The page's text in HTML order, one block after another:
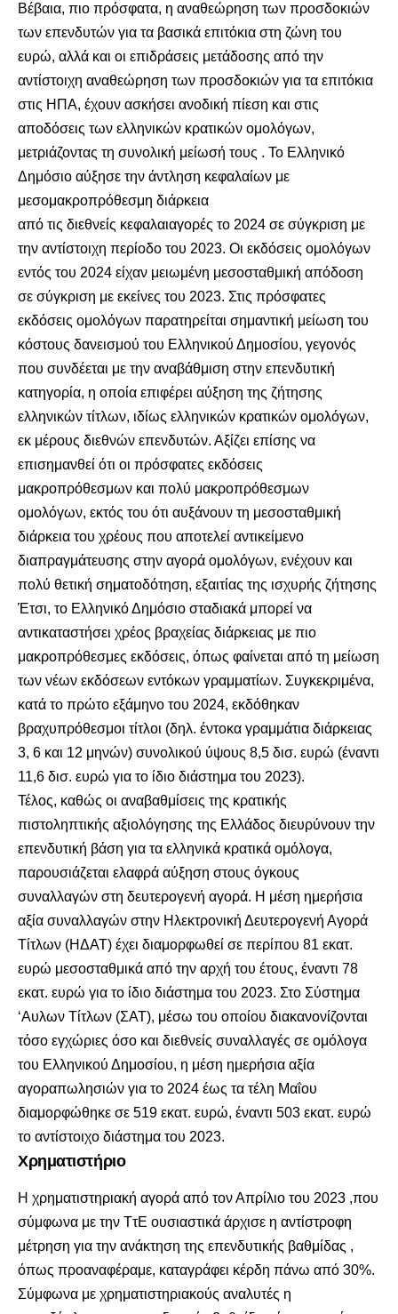
Βέβαια, πιο πρόσφατα, η αναθεώρηση των προσδοκιών
των επενδυτών για τα βασικά επιτόκια στη ζώνη του
ευρώ, αλλά και οι επιδράσεις μετάδοσης από την
αντίστοιχη αναθεώρηση των προσδοκιών για τα επιτόκια
στις ΗΠΑ, έχουν ασκήσει ανοδική πίεση και στις
αποδόσεις των ελληνικών κρατικών ομολόγων,
μετριάζοντας τη συνολική μείωσή τους . Το Ελληνικό
Δημόσιο αύξησε την άντληση κεφαλαίων με
μεσομακροπρόθεσμη διάρκεια
από τις διεθνείς κεφαλαιαγορές το 2024 σε σύγκριση με
την αντίστοιχη περίοδο του 2023. Οι εκδόσεις ομολόγων
εντός του 2024 είχαν μειωμένη μεσοσταθμική απόδοση
σε σύγκριση με εκείνες του 2023. Στις πρόσφατες
εκδόσεις ομολόγων παρατηρείται σημαντική μείωση του
κόστους δανεισμού του Ελληνικού Δημοσίου, γεγονός
που συνδέεται με την αναβάθμιση στην επενδυτική
κατηγορία, η οποία επιφέρει αύξηση της ζήτησης
ελληνικών τίτλων, ιδίως ελληνικών κρατικών ομολόγων,
εκ μέρους διεθνών επενδυτών. Αξίζει επίσης να
επισημανθεί ότι οι πρόσφατες εκδόσεις
μακροπρόθεσμων και πολύ μακροπρόθεσμων
ομολόγων, εκτός του ότι αυξάνουν τη μεσοσταθμική
διάρκεια του χρέους που αποτελεί αντικείμενο
διαπραγμάτευσης στην αγορά ομολόγων, ενέχουν και
πολύ θετική σηματοδότηση, εξαιτίας της ισχυρής ζήτησης
Έτσι, το Ελληνικό Δημόσιο σταδιακά μπορεί να
αντικαταστήσει χρέος βραχείας διάρκειας με πιο
μακροπρόθεσμες εκδόσεις, όπως φαίνεται από τη μείωση
των νέων εκδόσεων εντόκων γραμματίων. Συγκεκριμένα,
κατά το πρώτο εξάμηνο του 2024, εκδόθηκαν
βραχυπρόθεσμοι τίτλοι (δηλ. έντοκα γραμμάτια διάρκειας
3, 6 και 12 μηνών) συνολικού ύψους 8,5 δισ. ευρώ (έναντι
11,6 δισ. ευρώ για το ίδιο διάστημα του 2023).
Τέλος, καθώς οι αναβαθμίσεις της κρατικής
πιστοληπτικής αξιολόγησης της Ελλάδος διευρύνουν την
επενδυτική βάση για τα ελληνικά κρατικά ομόλογα,
παρουσιάζεται ελαφρά αύξηση στους όγκους
συναλλαγών στη δευτερογενή αγορά. Η μέση ημερήσια
αξία συναλλαγών στην Ηλεκτρονική Δευτερογενή Αγορά
Τίτλων (ΗΔΑΤ) έχει διαμορφωθεί σε περίπου 81 εκατ.
ευρώ μεσοσταθμικά από την αρχή του έτους, έναντι 78
εκατ. ευρώ για το ίδιο διάστημα του 2023. Στο Σύστημα
‘Αυλων Τίτλων (ΣΑΤ), μέσω του οποίου διακανονίζονται
τόσο εγχώριες όσο και διεθνείς συναλλαγές σε ομόλογα
του Ελληνικού Δημοσίου, η μέση ημερήσια αξία
αγοραπωλησιών για το 2024 έως τα τέλη Μαΐου
διαμορφώθηκε σε 519 εκατ. ευρώ, έναντι 503 εκατ. ευρώ
το αντίστοιχο διάστημα του 2023.
Χρηματιστήριο
Η χρηματιστηριακή αγορά από τον Απρίλιο του 2023 ,που
σύμφωνα με την ΤτΕ ουσιαστικά άρχισε η αντίστροφη
μέτρηση για την ανάκτηση της επενδυτικής βαθμίδας ,
όπως προαναφέραμε, καταγράφει κέρδη πάνω από 30%.
Σύμφωνα με χρηματιστηριακούς αναλυτές η